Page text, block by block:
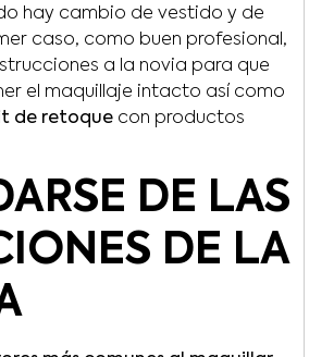
hay cambio de vestido y de
caso, como buen profesional,
a la novia para que
el maquillaje intacto así como
de retoquecon productos
DE LAS
DE LA